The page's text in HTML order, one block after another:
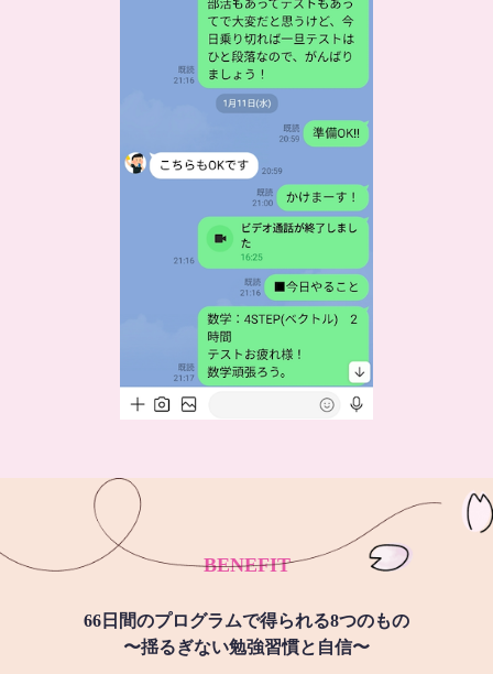
BENEFIT
66日間のプログラムで得られる8つのもの
〜揺るぎない勉強習慣と自信〜